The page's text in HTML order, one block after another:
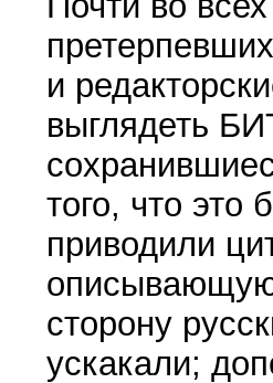
и
выглядеть
того, что
приводили
описывающую
сторону
ускакали;